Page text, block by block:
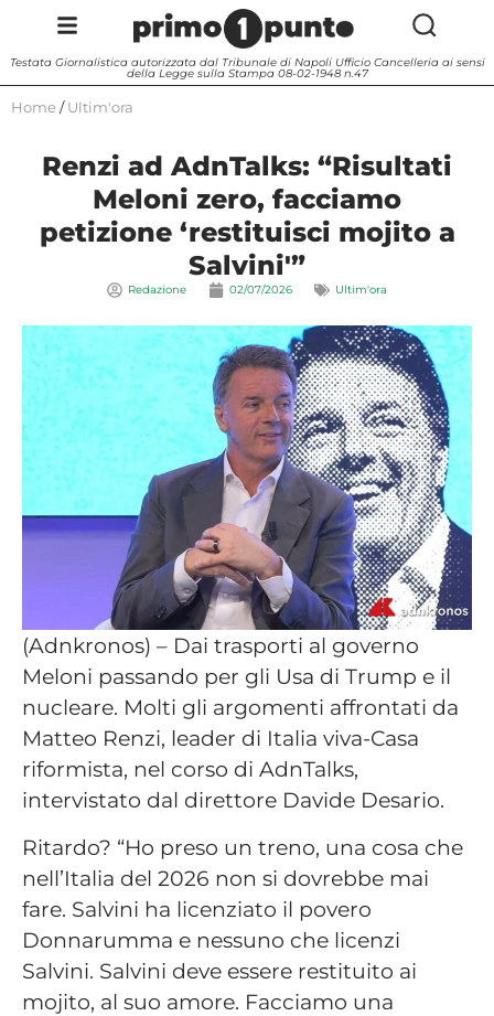
Testata Giornalistica autorizzata dal Tribunale di Napoli Ufficio Cancelleria ai sensi
della Legge sulla Stampa 08-02-1948 n.47
Home / Ultim'ora
Renzi ad AdnTalks: “Risultati
Meloni zero, facciamo
petizione ‘restituisci mojito a
Salvini'”
Redazione 02/07/2026 Ultim'ora
(Adnkronos) – Dai trasporti al governo
Meloni passando per gli Usa di Trump e il
nucleare. Molti gli argomenti affrontati da
Matteo Renzi, leader di Italia viva-Casa
riformista, nel corso di AdnTalks,
intervistato dal direttore Davide Desario.
Ritardo? “Ho preso un treno, una cosa che
nell’Italia del 2026 non si dovrebbe mai
fare. Salvini ha licenziato il povero
Donnarumma e nessuno che licenzi
Salvini. Salvini deve essere restituito ai
mojito, al suo amore. Facciamo una